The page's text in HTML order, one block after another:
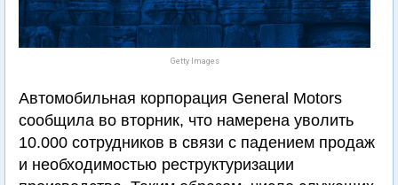
Getty Images
Автомобильная корпорация General Motors
сообщила во вторник, что намерена уволить
10.000 сотрудников в связи с падением продаж
и необходимостью реструктуризации